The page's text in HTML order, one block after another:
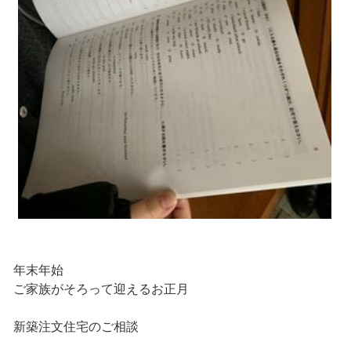
年末年始
ご家族がそろって迎えるお正月
新築注文住宅のご相談